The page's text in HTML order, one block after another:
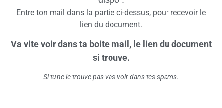
Entre ton mail dans la partie ci-dessus, pour recevoir le
lien du document.
Va vite voir dans ta boite mail, le lien du document
si trouve.
Si tu ne le trouve pas vas voir dans tes spams.